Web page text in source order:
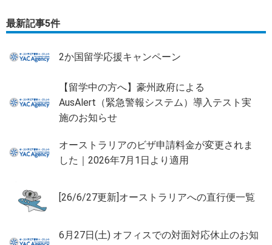
最新記事5件
2か国留学応援キャンペーン
【留学中の方へ】豪州政府による
AusAlert（緊急警報システム）導入テスト実
施のお知らせ
オーストラリアのビザ申請料金が変更されま
した｜2026年7月1日より適用
[26/6/27更新]オーストラリアへの直行便一覧
6月27日(土) オフィスでの対面対応休止のお知